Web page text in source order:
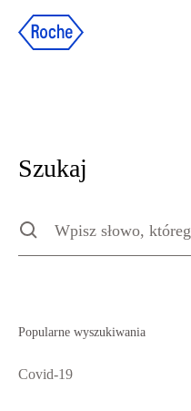
Szukaj
Szukaj
Type to search the site,
Popularne wyszukiwania
Covid-19